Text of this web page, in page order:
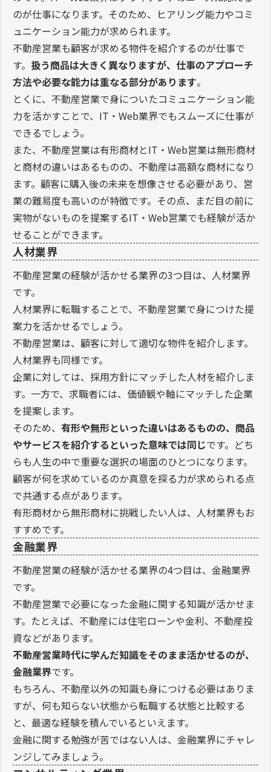
のが仕事になります。そのため、ヒアリング能力やコミ
ュニケーション能力が求められます。
不動産営業も顧客が求める物件を紹介するのが仕事で
す。 扱う商品は大きく異なりますが、仕事のアプローチ
方法や必要な能力は重なる部分があります。
とくに、不動産営業で身についたコミュニケーション能
力を活かすことで、IT・Web業界でもスムーズに仕事が
できるでしょう。
また、不動産営業は有形商材とIT・Web営業は無形商材
と商材の違いはあるものの、不動産は高額な商材になり
ます。顧客に購入後の未来を想像させる必要があり、営
業の難易度も高いのが特徴です。その点、まだ目の前に
実物がないものを提案するIT・Web営業でも経験が活か
せることができます。
人材業界
不動産営業の経験が活かせる業界の3つ目は、人材業界
です。
人材業界に転職することで、不動産営業で身につけた提
案力を活かせるでしょう。
不動産営業は、顧客に対して適切な物件を紹介します。
人材業界も同様です。
企業に対しては、採用方針にマッチした人材を紹介しま
す。一方で、求職者には、価値観や軸にマッチした企業
を提案します。
そのため、 有形や無形といった違いはあるものの、商品
やサービスを紹介するといった意味では同じです。どち
らも人生の中で重要な選択の場面のひとつになります。
顧客が何を求めているのか真意を探る力が求められる点
で共通する点があります。
有形商材から無形商材に挑戦したい人は、人材業界もお
すすめです。
金融業界
不動産営業の経験が活かせる業界の4つ目は、金融業界
です。
不動産営業で必要になった金融に関する知識が活かせま
す。たとえば、不動産には住宅ローンや金利、不動産投
資などがあります。
不動産営業時代に学んだ知識をそのまま活かせるのが、
金融業界です。
もちろん、不動産以外の知識も身につける必要はありま
すが、何も知らない状態から転職する状態と比較する
と、最適な経験を積んでいるといえます。
金融に関する勉強が苦ではない人は、金融業界にチャレ
ンジしてみましょう。